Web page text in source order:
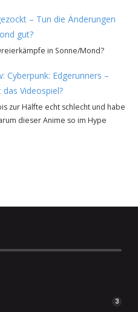
– Tun die Änderungen
gut?
in Sonne/Mond?
Cyberpunk: Edgerunners –
Videospiel?
zur Hälfte echt schlecht und habe
dieser Anime so im Hype
3